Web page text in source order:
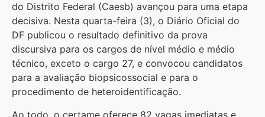
do Distrito Federal (Caesb) avançou para uma etapa
decisiva. Nesta quarta-feira (3), o Diário Oficial do
DF publicou o resultado definitivo da prova
discursiva para os cargos de nível médio e médio
técnico, exceto o cargo 27, e convocou candidatos
para a avaliação biopsicossocial e para o
procedimento de heteroidentificação.
Ao todo, o certame oferece 82 vagas imediatas e